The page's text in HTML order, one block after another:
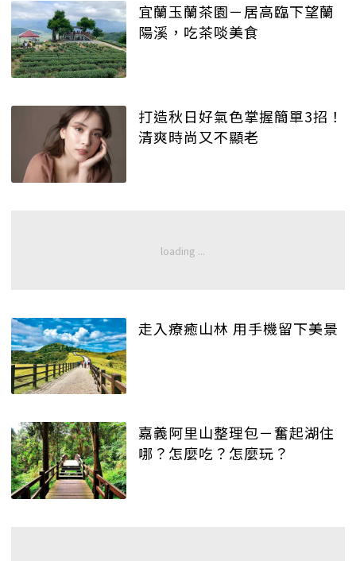
宜蘭玉蘭茶園－居高臨下望蘭
陽溪，吃茶啖美食
打造秋日好氣色掌握簡單3招！
清爽時尚又不顯老
走入療癒山林 用手機留下美景
嘉義阿里山整理包－奮起湖住
哪？怎麼吃？怎麼玩？